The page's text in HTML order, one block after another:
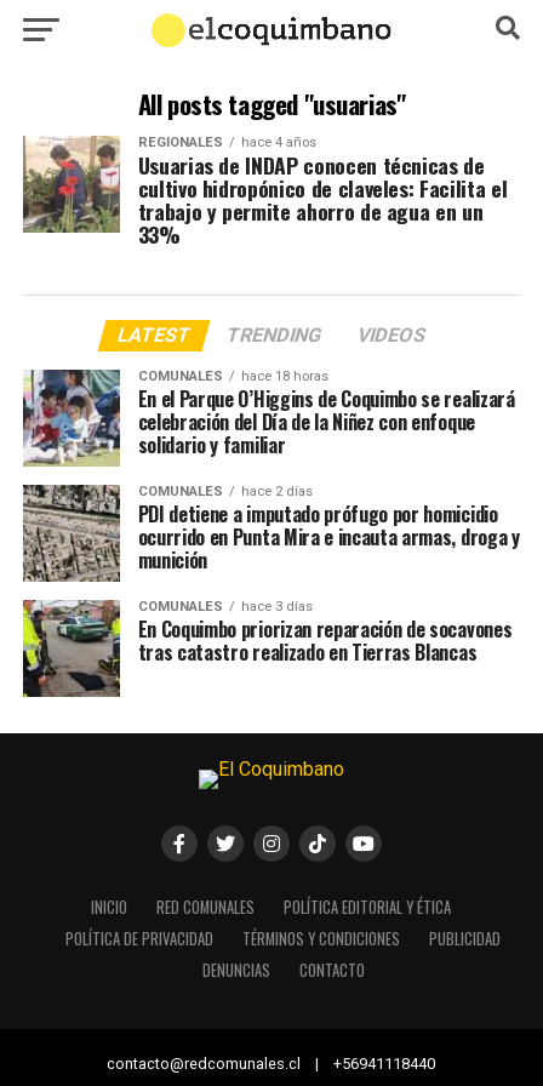
All posts tagged "usuarias"
REGIONALES hace 4 años
Usuarias de INDAP conocen técnicas de
cultivo hidropónico de claveles: Facilita el
trabajo y permite ahorro de agua en un
33%
LATEST TRENDING VIDEOS
COMUNALES hace 18 horas
En el Parque O’Higgins de Coquimbo se realizará
celebración del Día de la Niñez con enfoque
solidario y familiar
COMUNALES hace 2 días
PDI detiene a imputado prófugo por homicidio
ocurrido en Punta Mira e incauta armas, droga y
munición
COMUNALES hace 3 días
En Coquimbo priorizan reparación de socavones
tras catastro realizado en Tierras Blancas
INICIO RED COMUNALES
POLÍTICA EDITORIAL Y ÉTICA
POLÍTICA DE PRIVACIDAD
TÉRMINOS Y CONDICIONES
PUBLICIDAD
DENUNCIAS
CONTACTO
contacto@redcomunales.cl | +56941118440